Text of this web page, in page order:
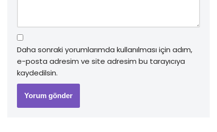
Daha sonraki yorumlarımda kullanılması için adım,
e-posta adresim ve site adresim bu tarayıcıya
kaydedilsin.